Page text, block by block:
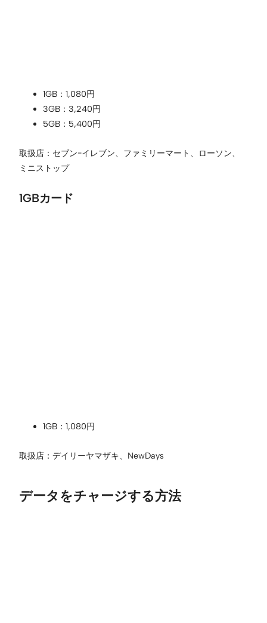
1GB：1,080円
3GB：3,240円
5GB：5,400円
取扱店：セブン−イレブン、ファミリーマート、ローソン、
ミニストップ
1GBカード
1GB：1,080円
取扱店：デイリーヤマザキ、NewDays
データをチャージする方法